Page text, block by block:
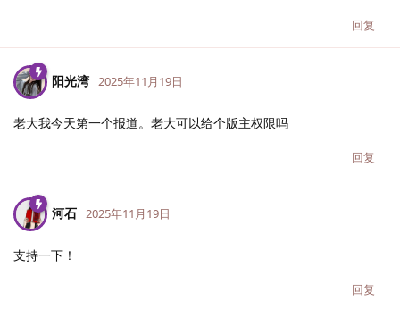
回复
阳光湾 2025年11月19日
老大我今天第一个报道。老大可以给个版主权限吗
回复
河石 2025年11月19日
支持一下！
回复